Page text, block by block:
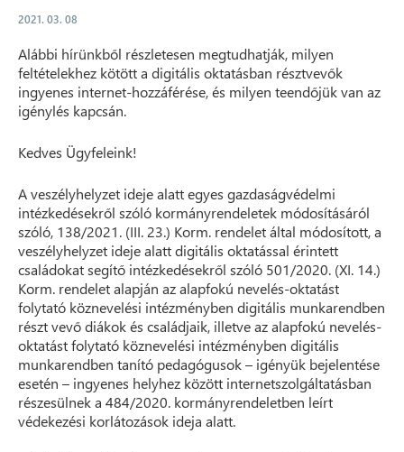
2021. 03. 08
Alábbi hírünkből részletesen megtudhatják, milyen
feltételekhez kötött a digitális oktatásban résztvevők
ingyenes internet-hozzáférése, és milyen teendőjük van az
igénylés kapcsán.
Kedves Ügyfeleink!
A veszélyhelyzet ideje alatt egyes gazdaságvédelmi
intézkedésekről szóló kormányrendeletek módosításáról
szóló, 138/2021. (III. 23.) Korm. rendelet által módosított, a
veszélyhelyzet ideje alatt digitális oktatással érintett
családokat segítő intézkedésekről szóló 501/2020. (XI. 14.)
Korm. rendelet alapján az alapfokú nevelés-oktatást
folytató köznevelési intézményben digitális munkarendben
részt vevő diákok és családjaik, illetve az alapfokú nevelés-
oktatást folytató köznevelési intézményben digitális
munkarendben tanító pedagógusok – igényük bejelentése
esetén – ingyenes helyhez között internetszolgáltatásban
részesülnek a 484/2020. kormányrendeletben leírt
védekezési korlátozások ideja alatt.